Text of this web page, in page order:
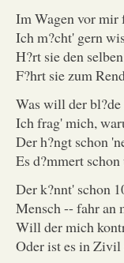
Im Wagen vor mir
Ich m?cht' gern
H?rt sie den
F?hrt sie zum
Was will der
Ich frag' mich,
Der h?ngt schon
Es d?mmert
Der k?nnt' schon
Mensch -- fahr an
Will der mich
Oder ist es in